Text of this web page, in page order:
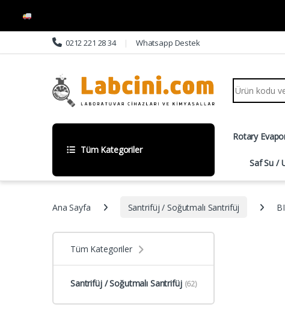
Skip to navigation
Skip to content 0212 221 28 34 Whatsapp Destek
Search for:
Tüm Kategoriler
Rotary
Saf Su /
Ana Sayfa Santrifüj / Soğutmalı Santrifüj
Tüm Kategoriler
Santrifüj / Soğutmalı Santrifüj (62)